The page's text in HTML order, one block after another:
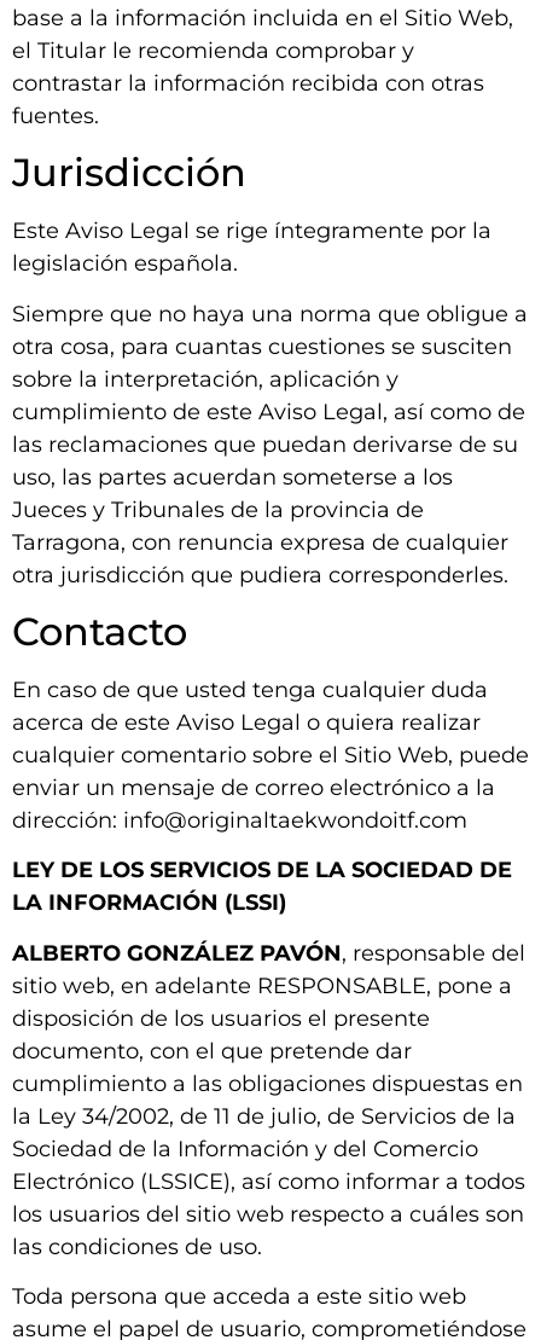
base a la información incluida en el Sitio Web,
el Titular le recomienda comprobar y
contrastar la información recibida con otras
fuentes.
Jurisdicción
Este Aviso Legal se rige íntegramente por la
legislación española.
Siempre que no haya una norma que obligue a
otra cosa, para cuantas cuestiones se susciten
sobre la interpretación, aplicación y
cumplimiento de este Aviso Legal, así como de
las reclamaciones que puedan derivarse de su
uso, las partes acuerdan someterse a los
Jueces y Tribunales de la provincia de
Tarragona, con renuncia expresa de cualquier
otra jurisdicción que pudiera corresponderles.
Contacto
En caso de que usted tenga cualquier duda
acerca de este Aviso Legal o quiera realizar
cualquier comentario sobre el Sitio Web, puede
enviar un mensaje de correo electrónico a la
dirección: info@originaltaekwondoitf.com
LEY DE LOS SERVICIOS DE LA SOCIEDAD DE
LA INFORMACIÓN (LSSI)
ALBERTO GONZÁLEZ PAVÓN, responsable del
sitio web, en adelante RESPONSABLE, pone a
disposición de los usuarios el presente
documento, con el que pretende dar
cumplimiento a las obligaciones dispuestas en
la Ley 34/2002, de 11 de julio, de Servicios de la
Sociedad de la Información y del Comercio
Electrónico (LSSICE), así como informar a todos
los usuarios del sitio web respecto a cuáles son
las condiciones de uso.
Toda persona que acceda a este sitio web
asume el papel de usuario, comprometiéndose